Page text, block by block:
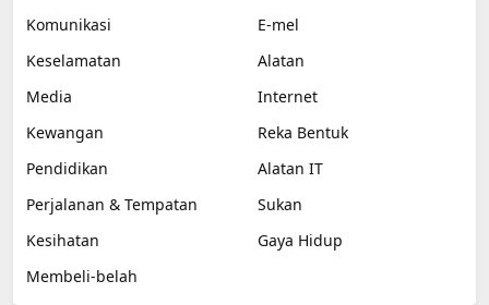
Komunikasi
E-mel
Keselamatan
Alatan
Media
Internet
Kewangan
Reka Bentuk
Pendidikan
Alatan IT
Perjalanan & Tempatan
Sukan
Kesihatan
Gaya Hidup
Membeli-belah